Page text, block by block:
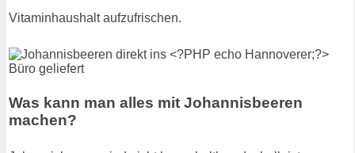
Vitaminhaushalt aufzufrischen.
Was kann man alles mit Johannisbeeren
machen?